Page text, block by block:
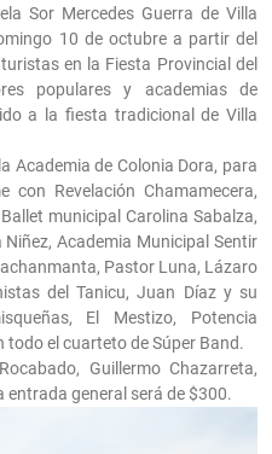
Sor Mercedes Guerra de Villa
10 de octubre a partir del
en la Fiesta Provincial del
populares y academias de
a la fiesta tradicional de Villa
Academia de Colonia Dora, para
con Revelación Chamamecera,
municipal Carolina Sabalza,
Academia Municipal Sentir
Pastor Luna, Lázaro
del Tanicu, Juan Díaz y su
El Mestizo, Potencia
el cuarteto de Súper Band.
Guillermo Chazarreta,
entrada general será de $300.